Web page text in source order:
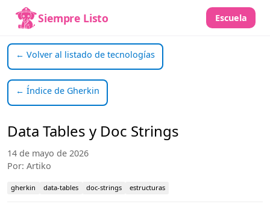
Siempre Listo Escuela
← Volver al listado de tecnologías
← Índice de Gherkin
Data Tables y Doc Strings
14 de mayo de 2026
Por: Artiko
gherkin data-tables doc-strings estructuras